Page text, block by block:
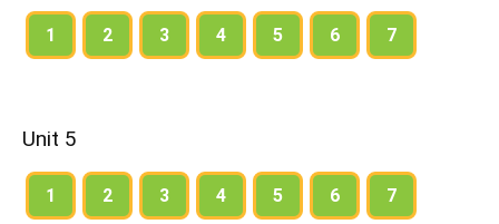
1 2 3 4 5 6 7
Unit 5
1 2 3 4 5 6 7